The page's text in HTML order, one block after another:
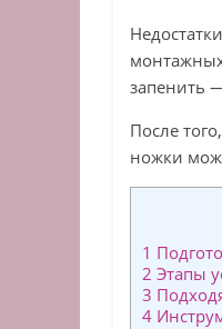
запенить
После
ножки
1
2 Этапы
3
4